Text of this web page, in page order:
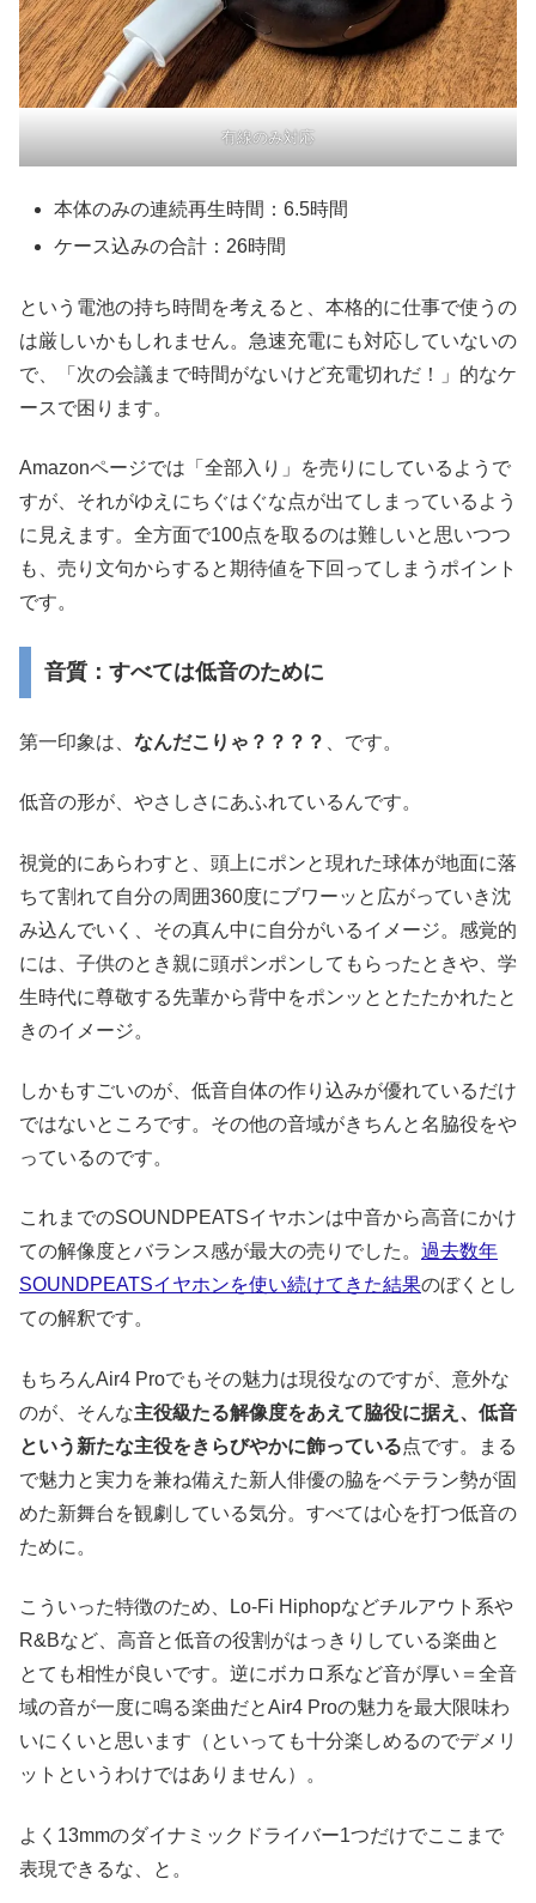
有線のみ対応
本体のみの連続再生時間：6.5時間
ケース込みの合計：26時間
という電池の持ち時間を考えると、本格的に仕事で使うの
は厳しいかもしれません。急速充電にも対応していないの
で、「次の会議まで時間がないけど充電切れだ！」的なケ
ースで困ります。
Amazonページでは「全部入り」を売りにしているようで
すが、それがゆえにちぐはぐな点が出てしまっているよう
に見えます。全方面で100点を取るのは難しいと思いつつ
も、売り文句からすると期待値を下回ってしまうポイント
です。
音質：すべては低音のために
第一印象は、 なんだこりゃ？？？？ 、です。
低音の形が、やさしさにあふれているんです。
視覚的にあらわすと、頭上にポンと現れた球体が地面に落
ちて割れて自分の周囲360度にブワーッと広がっていき沈
み込んでいく、その真ん中に自分がいるイメージ。感覚的
には、子供のとき親に頭ポンポンしてもらったときや、学
生時代に尊敬する先輩から背中をポンッととたたかれたと
きのイメージ。
しかもすごいのが、低音自体の作り込みが優れているだけ
ではないところです。その他の音域がきちんと名脇役をや
っているのです。
これまでのSOUNDPEATSイヤホンは中音から高音にかけ
ての解像度とバランス感が最大の売りでした。 過去数年
SOUNDPEATSイヤホンを使い続けてきた結果のぼくとし
ての解釈です。
もちろんAir4 Proでもその魅力は現役なのですが、意外な
のが、そんな主役級たる解像度をあえて脇役に据え、低音
という新たな主役をきらびやかに飾っている点です。まる
で魅力と実力を兼ね備えた新人俳優の脇をベテラン勢が固
めた新舞台を観劇している気分。すべては心を打つ低音の
ために。
こういった特徴のため、Lo-Fi Hiphopなどチルアウト系や
R&Bなど、高音と低音の役割がはっきりしている楽曲と
とても相性が良いです。逆にボカロ系など音が厚い＝全音
域の音が一度に鳴る楽曲だとAir4 Proの魅力を最大限味わ
いにくいと思います（といっても十分楽しめるのでデメリ
ットというわけではありません）。
よく13mmのダイナミックドライバー1つだけでここまで
表現できるな、と。